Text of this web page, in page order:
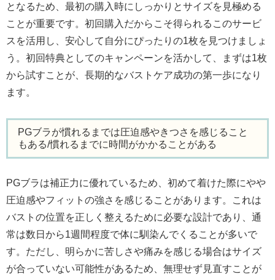
となるため、最初の購入時にしっかりとサイズを見極める
ことが重要です。初回購入だからこそ得られるこのサービ
スを活用し、安心して自分にぴったりの1枚を見つけましょ
う。初回特典としてのキャンペーンを活かして、まずは1枚
から試すことが、長期的なバストケア成功の第一歩になり
ます。
PGブラが慣れるまでは圧迫感やきつさを感じること
もある/慣れるまでに時間がかかることがある
PGブラは補正力に優れているため、初めて着けた際にやや
圧迫感やフィットの強さを感じることがあります。これは
バストの位置を正しく整えるために必要な設計であり、通
常は数日から1週間程度で体に馴染んでくることが多いで
す。ただし、明らかに苦しさや痛みを感じる場合はサイズ
が合っていない可能性があるため、無理せず見直すことが